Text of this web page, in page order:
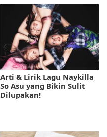
Arti & Lirik Lagu Naykilla
So Asu yang Bikin Sulit
Dilupakan!